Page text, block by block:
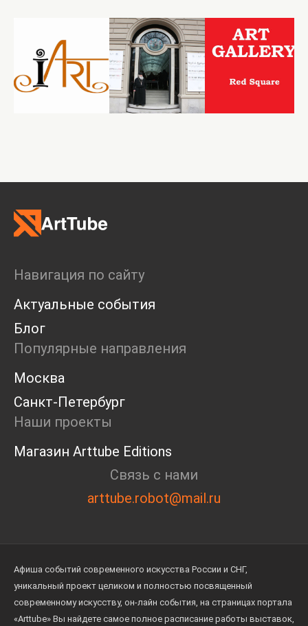
Навигация по сайту
Актуальные события
Блог
Популярные направления
Москва
Санкт-Петербург
Наши проекты
Магазин Arttube Editions
Связь с нами
arttube.robot@mail.ru
Афиша событий современного искусства России и СНГ,
уникальный проект целиком и полностью посвященный
современному искусству, он-лайн события, на страницах портала
«Arttube» Вы найдете самое полное расписание работы выставок,